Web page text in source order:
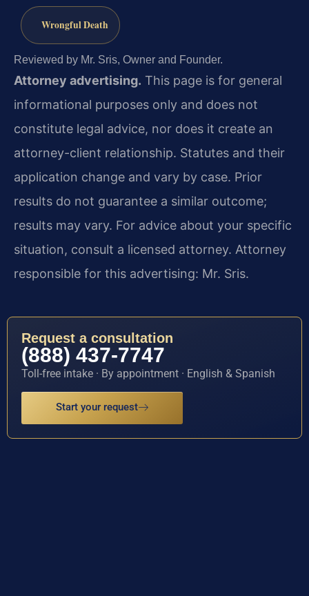
Wrongful Death
Reviewed by Mr. Sris, Owner and Founder.
Attorney advertising. This page is for general
informational purposes only and does not
constitute legal advice, nor does it create an
attorney-client relationship. Statutes and their
application change and vary by case. Prior
results do not guarantee a similar outcome;
results may vary. For advice about your specific
situation, consult a licensed attorney. Attorney
responsible for this advertising: Mr. Sris.
Request a consultation
(888) 437-7747
Toll-free intake · By appointment · English & Spanish
Start your request